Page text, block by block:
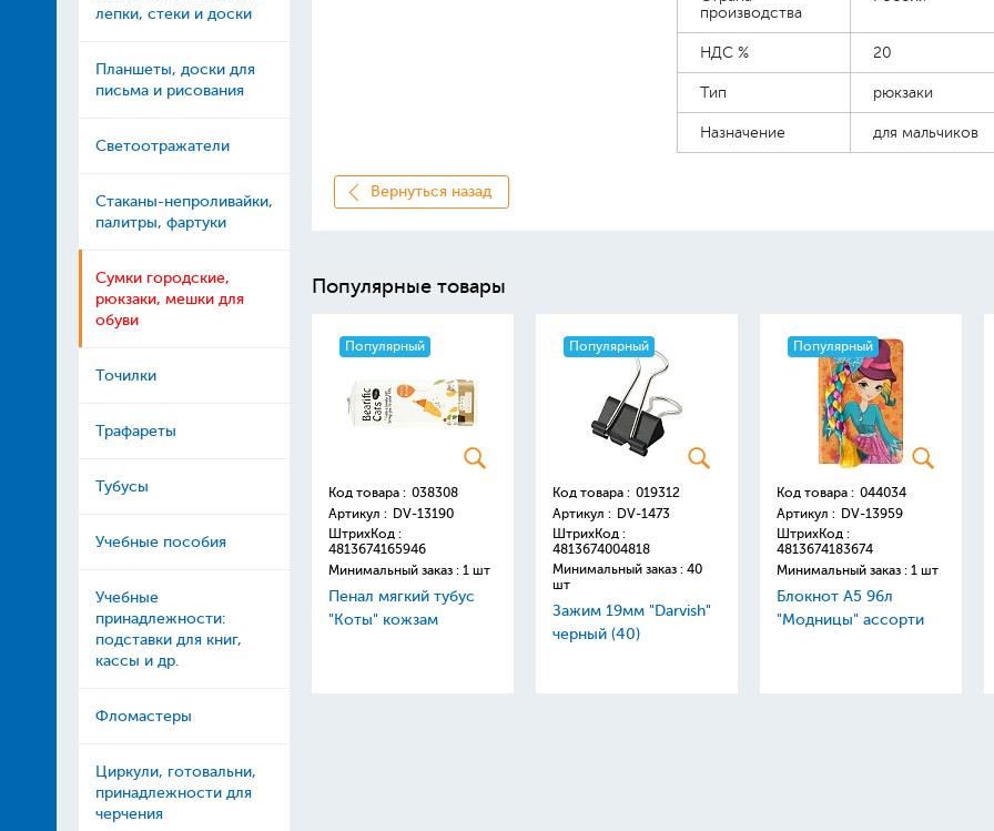
лепки, стеки и доски
Планшеты, доски для
письма и рисования
Светоотражатели
Стаканы-непроливайки,
палитры, фартуки
Сумки городские,
рюкзаки, мешки для
обуви
Точилки
Трафареты
Тубусы
Учебные пособия
Учебные
принадлежности:
подставки для книг,
кассы и др.
Фломастеры
Циркули, готовальни,
принадлежности для
черчения
производства
НДС % 20
Тип рюкзаки
Назначение для мальчиков
Вернуться назад
Популярные товары
Популярный
Код товара : 038308
Артикул : DV-13190
ШтрихКод :
4813674165946
Минимальный заказ : 1 шт
Пенал мягкий тубус
"Коты" кожзам
Популярный
Код товара : 019312
Артикул : DV-1473
ШтрихКод :
4813674004818
Минимальный заказ : 40
шт
Зажим 19мм "Darvish"
черный (40)
Популярный
Код товара : 044034
Артикул : DV-13959
ШтрихКод :
4813674183674
Минимальный заказ : 1 шт
Блокнот А5 96л
"Модницы" ассорти